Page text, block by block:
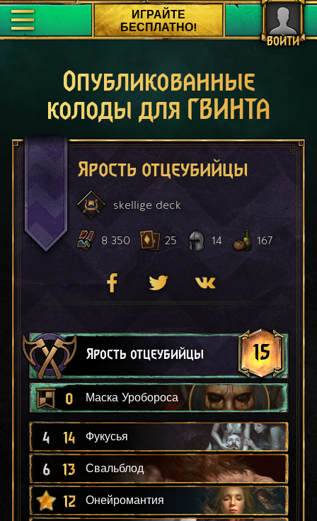
ВОЙТИ
ИГРАЙТЕ
БЕСПЛАТНО!
Опубликованные
колоды для ГВИНТА
Ярость отцеубийцы
skellige deck
8 350 25 14 167
Ярость отцеубийцы 15
0 Маска Уробороса
4 14 Фукусья
6 13 Свальблод
12 Онейромантия